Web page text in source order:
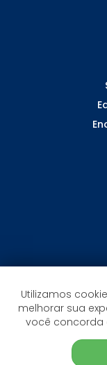
©2026
Utilizamos
melhorar sua
você concorda